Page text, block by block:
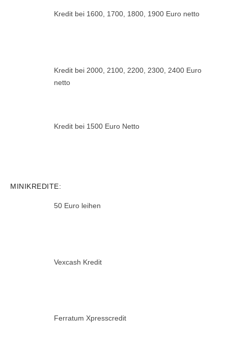
Kredit bei 1600, 1700, 1800, 1900 Euro netto
Kredit bei 2000, 2100, 2200, 2300, 2400 Euro
netto
Kredit bei 1500 Euro Netto
MINIKREDITE:
50 Euro leihen
Vexcash Kredit
Ferratum Xpresscredit